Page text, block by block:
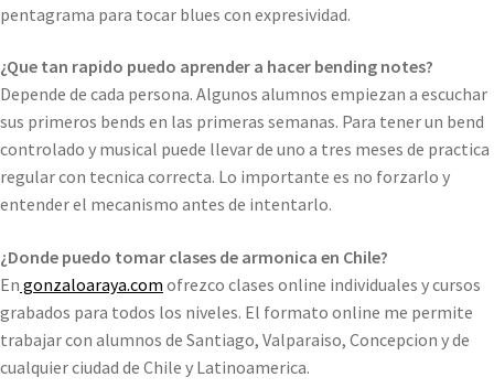
pentagrama para tocar blues con expresividad.
¿Que tan rapido puedo aprender a hacer bending notes?
Depende de cada persona. Algunos alumnos empiezan a escuchar
sus primeros bends en las primeras semanas. Para tener un bend
controlado y musical puede llevar de uno a tres meses de practica
regular con tecnica correcta. Lo importante es no forzarlo y
entender el mecanismo antes de intentarlo.
¿Donde puedo tomar clases de armonica en Chile?
En gonzaloaraya.com ofrezco clases online individuales y cursos
grabados para todos los niveles. El formato online me permite
trabajar con alumnos de Santiago, Valparaiso, Concepcion y de
cualquier ciudad de Chile y Latinoamerica.